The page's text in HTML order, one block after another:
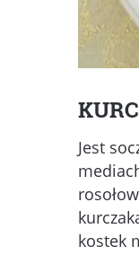
Jest
kostek